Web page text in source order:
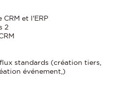
CRM et l'ERP
2
standards (création tiers,
événement,)